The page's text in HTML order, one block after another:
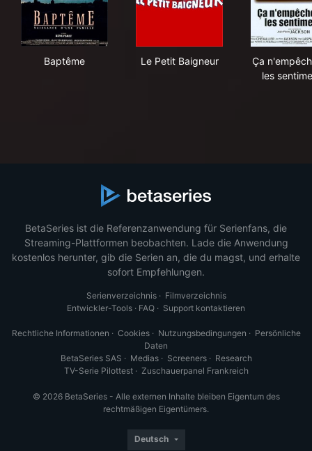
Baptême Le Petit Baigneur
Ça
les
BetaSeries ist die Referenzanwendung für Serienfans, die
Streaming-Plattformen beobachten. Lade die Anwendung
kostenlos herunter, gib die Serien an, die du magst, und erhalte
sofort Empfehlungen.
Serienverzeichnis· Filmverzeichnis
Entwickler-Tools · FAQ · Support kontaktieren
Rechtliche Informationen · Cookies· Nutzungsbedingungen · Persönliche
Daten
BetaSeries SAS · Medias· Screeners· Research
TV-Serie Pilottest· Zuschauerpanel Frankreich
© 2026 BetaSeries - Alle externen Inhalte bleiben Eigentum des
rechtmäßigen Eigentümers.
Deutsch